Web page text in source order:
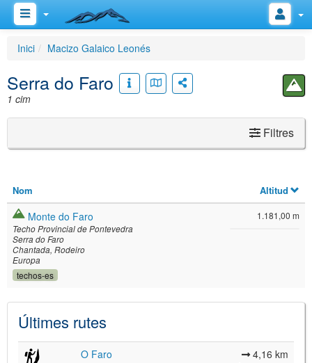
Inici Macizo Galaico Leonés
Serra do Faro
1 cim
Filtres
Nom Altitud
Monte do Faro
Techo Provincial de Pontevedra
Serra do Faro
Chantada Rodeiro
Europa
techos-es
1.181,00 m
Últimes rutes
O Faro
4,16 km